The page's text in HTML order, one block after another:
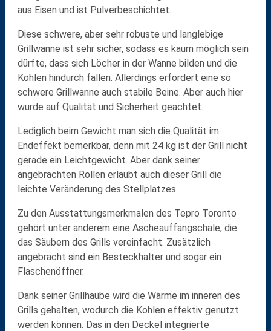
aus Eisen und ist Pulverbeschichtet.
Diese schwere, aber sehr robuste und langlebige
Grillwanne ist sehr sicher, sodass es kaum möglich sein
dürfte, dass sich Löcher in der Wanne bilden und die
Kohlen hindurch fallen. Allerdings erfordert eine so
schwere Grillwanne auch stabile Beine. Aber auch hier
wurde auf Qualität und Sicherheit geachtet.
Lediglich beim Gewicht man sich die Qualität im
Endeffekt bemerkbar, denn mit 24 kg ist der Grill nicht
gerade ein Leichtgewicht. Aber dank seiner
angebrachten Rollen erlaubt auch dieser Grill die
leichte Veränderung des Stellplatzes.
Zu den Ausstattungsmerkmalen des Tepro Toronto
gehört unter anderem eine Ascheauffangschale, die
das Säubern des Grills vereinfacht. Zusätzlich
angebracht sind ein Besteckhalterund sogar ein
Flaschenöffner.
Dank seiner Grillhaube wird die Wärme im inneren des
Grills gehalten, wodurch die Kohlen effektiv genutzt
werden können. Das in den Deckel integrierte